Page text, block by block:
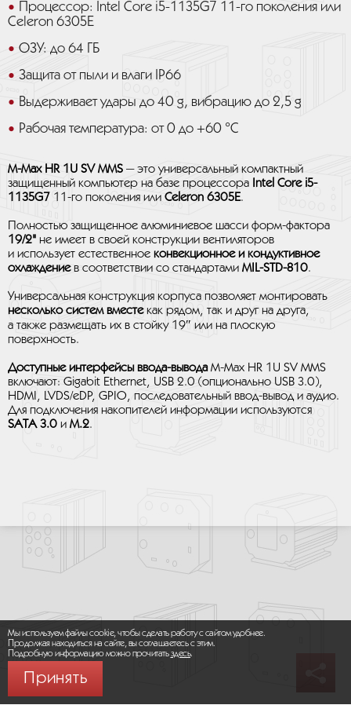
Процессор: Intel Core i5-1135G7 11-го поколения или
Celeron 6305E
ОЗУ: до 64 ГБ
Защита от пыли и влаги IP66
Выдерживает удары до 40 g, вибрацию до 2,5 g
Рабочая температура: от 0 до +60 °C
M-Max HR 1U SV MMS — это универсальный компактный
защищенный компьютер на базе процессора Intel Core i5-
1135G7 11-го поколения или Celeron 6305E.
Полностью защищенное алюминиевое шасси форм-фактора
19/2" не имеет в своей конструкции вентиляторов
и использует естественное конвекционное и кондуктивное
охлаждениев соответствии со стандартами MIL-STD-810.
Универсальная конструкция корпуса позволяет монтировать
несколько систем вместекак рядом, так и друг на друга,
а также размещать их в стойку 19″ или на плоскую
поверхность.
Доступные интерфейсы ввода-выводаM-Max HR 1U SV MMS
включают: Gigabit Ethernet, USB 2.0 (опционально USB 3.0),
HDMI, LVDS/eDP, GPIO, последовательный ввод-вывод и аудио.
Для подключения накопителей информации используются
SATA 3.0 и M.2.
Мы используем файлы cookie, чтобы сделать работу с сайтом удобнее.
Продолжая находиться на сайте, вы соглашаетесь с этим.
Подробную информацию можно прочитатьздесь.
Принять